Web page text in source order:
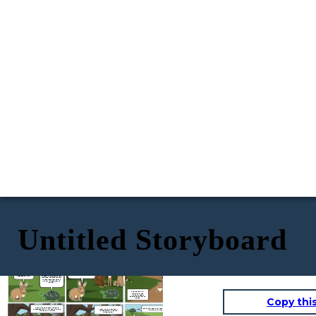
Untitled Storyboard
MO PERO NAKASISIGURO AKONG
MATATALO KITA SA PALAKASAN,
MAKAAKYAT SA TUKTOK NG
BUNDOK!
AT ANG DALAWA AY
KANILANG KARERA
PAPUNTA SA TUKTOK NG
BUROL
NAPAGDESISYONAN NI KUNEHO NA UMIDLIP
KUNEHO SA ILALIM NG PUNO
HANGGANG SA...
SA WAKAS! NAGAWA KO! NATALO KO ANG
MAYABANG NA KUNEHO!
Copy